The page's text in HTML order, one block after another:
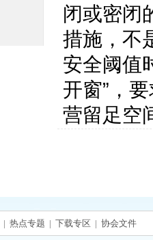
闭或密闭
措施，不
安全阈值
开窗” ，
营留足空
合检查计
|热点专题 |下载专区 |协会文件